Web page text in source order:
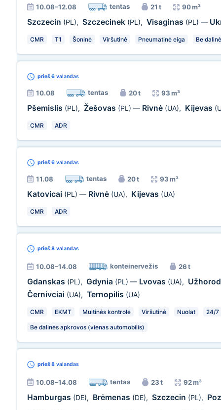
10.08–12.08 tentas 21 t 90 m³
Szczecin (PL), Szczecinek (PL), Visaginas (PL) —
CMR T1 Šoninė Viršutinė Pneumatinė eiga Be
prieš 6 valandas
10.08 tentas 20 t 93 m³
Pšemislis (PL), Žešovas (PL) — Rivnė (UA), Kijevas
CMR ADR
prieš 6 valandas
11.08 tentas 20 t 93 m³
Katovicai (PL) — Rivnė (UA), Kijevas (UA)
CMR ADR
prieš 8 valandas
10.08–14.08 konteinervežis 26 t
Gdanskas (PL), Gdynia (PL) — Lvovas (UA),
Černivciai (UA), Ternopilis (UA)
CMR EKMT Muitinės kontrolė Viršutinė Nuolat 24/7
Be dalinės apkrovos (vienas automobilis)
prieš 8 valandas
10.08–14.08 tentas 23 t 92 m³
Hamburgas (DE), Brėmenas (DE), Szczecin (PL),